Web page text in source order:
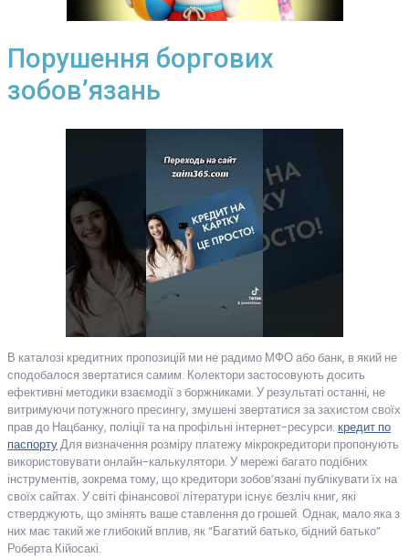
Порушення боргових
зобов’язань
В каталозі кредитних пропозицій ми не радимо МФО або банк, в який не
сподобалося звертатися самим. Колектори застосовують досить
ефективні методики взаємодії з боржниками. У результаті останні, не
витримуючи потужного пресингу, змушені звертатися за захистом своїх
прав до Нацбанку, поліції та на профільні інтернет-ресурси. кредит по
паспортуДля визначення розміру платежу мікрокредитори пропонують
використовувати онлайн-калькулятори. У мережі багато подібних
інструментів, зокрема тому, що кредитори зобов’язані публікувати їх на
своїх сайтах. У світі фінансової літератури існує безліч книг, які
стверджують, що змінять ваше ставлення до грошей. Однак, мало яка з
них має такий же глибокий вплив, як “Багатий батько, бідний батько”
Роберта Кійосакі.